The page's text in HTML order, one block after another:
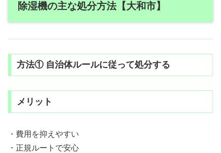
除湿機の主な処分方法【大和市】
方法① 自治体ルールに従って処分する
メリット
・費用を抑えやすい
・正規ルートで安心